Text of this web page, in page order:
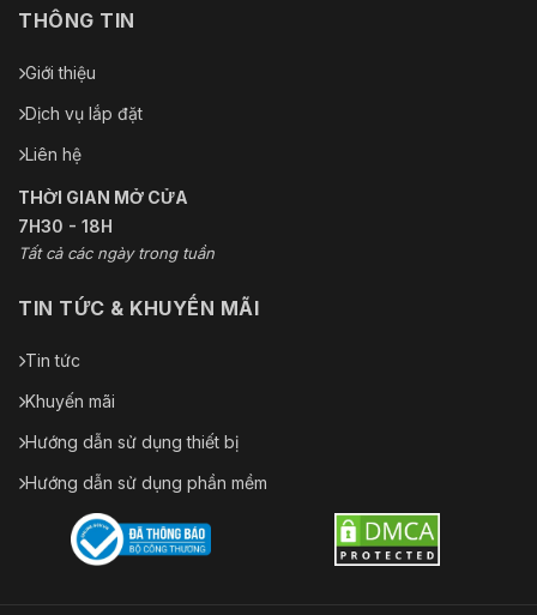
THÔNG TIN
Giới thiệu
Dịch vụ lắp đặt
Liên hệ
THỜI GIAN MỞ CỬA
7H30 - 18H
Tất cả các ngày trong tuần
TIN TỨC & KHUYẾN MÃI
Tin tức
Khuyến mãi
Hướng dẫn sử dụng thiết bị
Hướng dẫn sử dụng phần mềm